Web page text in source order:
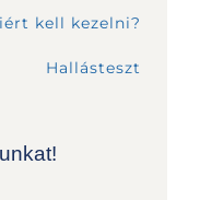
kell kezelni?
Hallásteszt